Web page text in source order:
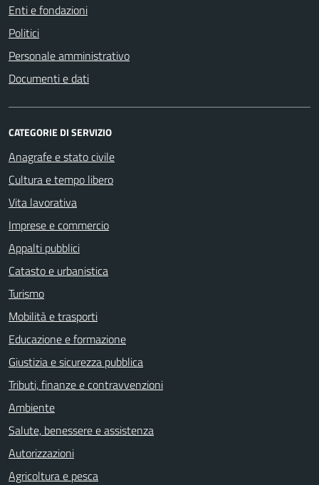
Enti e fondazioni
Politici
Personale amministrativo
Documenti e dati
CATEGORIE DI SERVIZIO
Anagrafe e stato civile
Cultura e tempo libero
Vita lavorativa
Imprese e commercio
Appalti pubblici
Catasto e urbanistica
Turismo
Mobilità e trasporti
Educazione e formazione
Giustizia e sicurezza pubblica
Tributi, finanze e contravvenzioni
Ambiente
Salute, benessere e assistenza
Autorizzazioni
Agricoltura e pesca